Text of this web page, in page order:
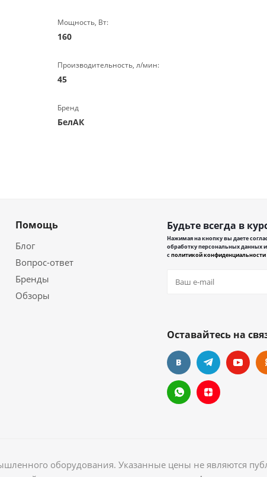
Мощность, Вт:
160
Производительность, л/мин:
45
Бренд
БелАК
Помощь
Блог
Вопрос-ответ
Бренды
Обзоры
Будьте всегда в
Нажимая на кнопку вы даете
обработку персональных данных
сполитикой конфиденциальности
Оставайтесь на
оборудования. Указанные цены не являются